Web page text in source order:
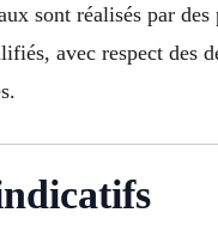
sont réalisés par des
avec respect des